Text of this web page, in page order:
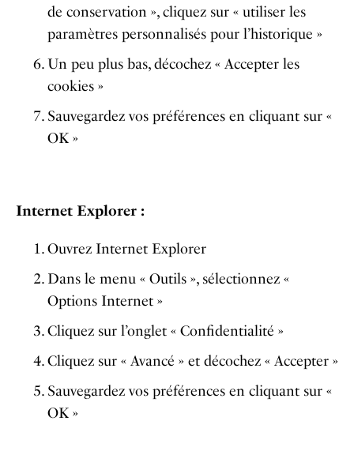
de conservation », cliquez sur « utiliser les
paramètres personnalisés pour l’historique »
Un peu plus bas, décochez « Accepter les
cookies »
Sauvegardez vos préférences en cliquant sur «
OK »
Internet Explorer :
Ouvrez Internet Explorer
Dans le menu « Outils », sélectionnez «
Options Internet »
Cliquez sur l’onglet « Confidentialité »
Cliquez sur « Avancé » et décochez « Accepter »
Sauvegardez vos préférences en cliquant sur «
OK »